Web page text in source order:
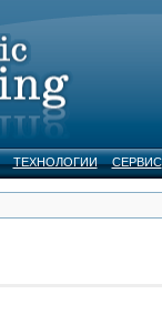
ТЕХНОЛОГИИ СЕРВИС